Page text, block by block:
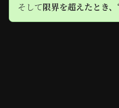
そして限界を超えたとき